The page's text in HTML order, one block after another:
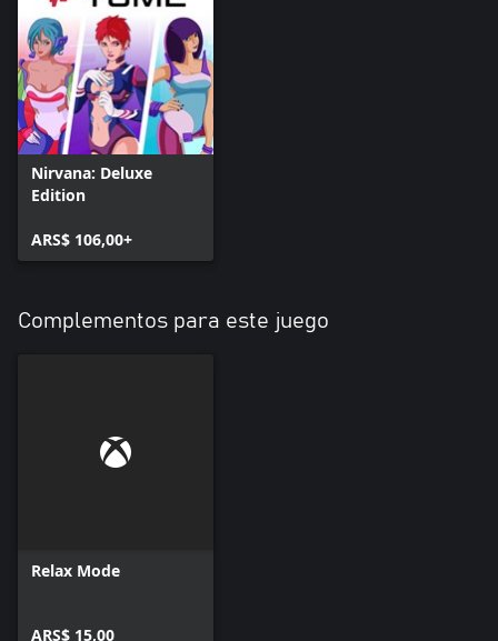
Nirvana: Deluxe
Edition
ARS$ 106,00+
Complementos para este juego
Relax Mode
ARS$ 15,00